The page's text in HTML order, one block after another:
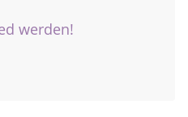
werden!